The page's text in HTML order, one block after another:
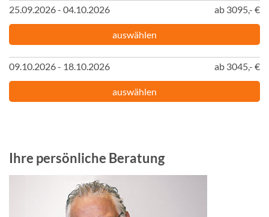
25.09.2026 - 04.10.2026 ab 3095,- €
auswählen
09.10.2026 - 18.10.2026 ab 3045,- €
auswählen
Ihre persönliche Beratung